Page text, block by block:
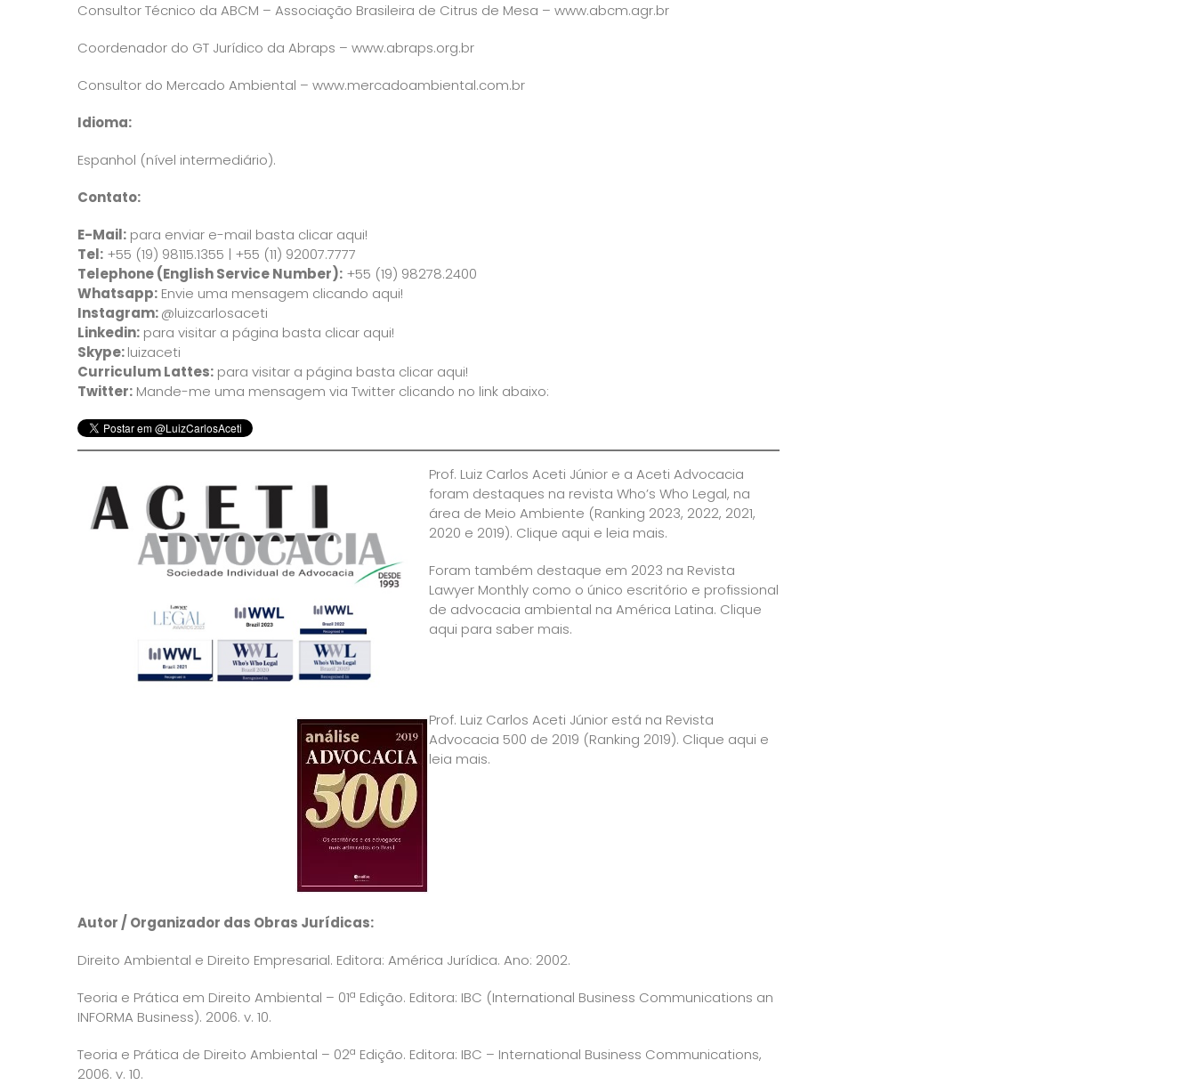
Consultor Técnico da ABCM – Associação Brasileira de Citrus de Mesa – www.abcm.agr.br
Coordenador do GT Jurídico da Abraps – www.abraps.org.br
Consultor do Mercado Ambiental – www.mercadoambiental.com.br
Idioma:
Espanhol (nível intermediário).
Contato:
E-Mail: para enviar e-mail basta clicar aqui!
Tel: +55 (19) 98115.1355 | +55 (11) 92007.7777
Telephone (English Service Number): +55 (19) 98278.2400
Whatsapp: Envie uma mensagem clicando aqui!
Instagram:@luizcarlosaceti
Linkedin: para visitar a página basta clicar aqui!
Skype:luizaceti
Curriculum Lattes: para visitar a página basta clicar aqui!
Twitter: Mande-me uma mensagem via Twitter clicando no link abaixo:
Prof. Luiz Carlos Aceti Júnior e a Aceti Advocacia
foram destaques na revista Who’s Who Legal, na
área de Meio Ambiente (Ranking 2023, 2022, 2021,
2020 e 2019). Clique aqui e leia mais.
Foram também destaque em 2023 na Revista
Lawyer Monthly como o único escritório e profissional
de advocacia ambiental na América Latina. Clique
aqui para saber mais.
Prof. Luiz Carlos Aceti Júnior está na Revista
Advocacia 500 de 2019 (Ranking 2019). Clique aqui e
leia mais.
Autor / Organizador das Obras Jurídicas:
Direito Ambiental e Direito Empresarial. Editora: América Jurídica. Ano: 2002.
Teoria e Prática em Direito Ambiental – 01ª Edição. Editora: IBC (International Business Communications an
INFORMA Business). 2006. v. 10.
Teoria e Prática de Direito Ambiental – 02ª Edição. Editora: IBC – International Business Communications,
2006. v. 10.